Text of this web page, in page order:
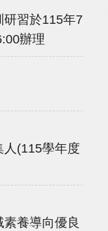
研習於115年7
辦理
(115學年度
養導向優良